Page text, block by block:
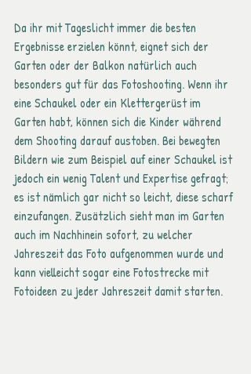
Da ihr mit Tageslicht immer die besten
Ergebnisse erzielen könnt, eignet sich der
Garten oder der Balkon natürlich auch
besonders gut für das Fotoshooting. Wenn ihr
eine Schaukel oder ein Klettergerüst im
Garten habt, können sich die Kinder während
dem Shooting darauf austoben. Bei bewegten
Bildern wie zum Beispiel auf einer Schaukel ist
jedoch ein wenig Talent und Expertise gefragt;
es ist nämlich gar nicht so leicht, diese scharf
einzufangen. Zusätzlich sieht man im Garten
auch im Nachhinein sofort, zu welcher
Jahreszeit das Foto aufgenommen wurde und
kann vielleicht sogar eine Fotostrecke mit
Fotoideen zu jeder Jahreszeit damit starten.